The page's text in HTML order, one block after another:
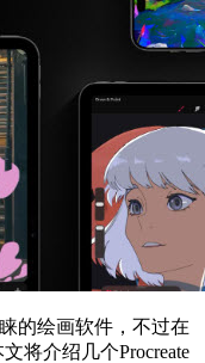
的绘画软件，不过在
将介绍几个Procreate